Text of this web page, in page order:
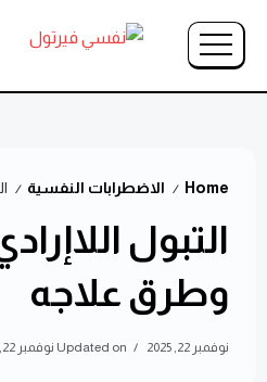
Home
/ الاضطرابات النفسية /
التبول
وطرق علاجه
نوفمبر 22, 2025 Updated on نوفمبر 22, 2025